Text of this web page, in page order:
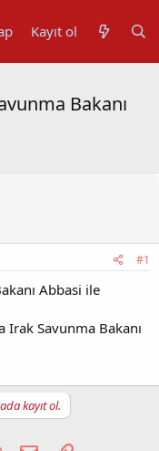
Kayıt ol
Bakanı
#1
Abbasi ile
Irak Savunma Bakanı
kayıt ol.